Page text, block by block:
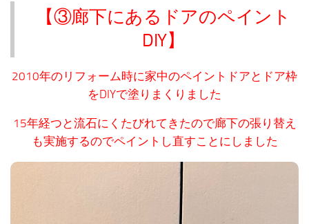
【③廊下にあるドアのペイント
DIY】
2010年のリフォーム時に家中のペイントドアとドア枠
をDIYで塗りまくりました
15年経つと流石にくたびれてきたので廊下の張り替え
も実施するのでペイントし直すことにしました